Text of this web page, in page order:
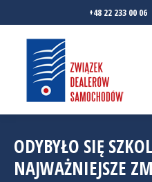
+48 22 233 00 06
ODYBYŁO SIĘ
NAJWAŻNIEJSZE